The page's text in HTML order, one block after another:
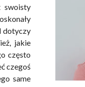
swoisty
dotyczy
jakie
często
czegoś
same